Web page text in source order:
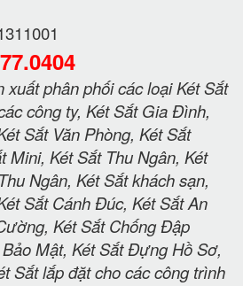
xuất phân phối các loại Két Sắt
công ty, Két Sắt Gia Đình,
Sắt Văn Phòng, Két Sắt
Mini, Két Sắt Thu Ngân, Két
Ngân, Két Sắt khách sạn,
Sắt Cánh Đúc, Két Sắt An
Két Sắt Chống Đập
Mật, Két Sắt Đựng Hồ Sơ,
Sắt lắp đặt cho các công trình